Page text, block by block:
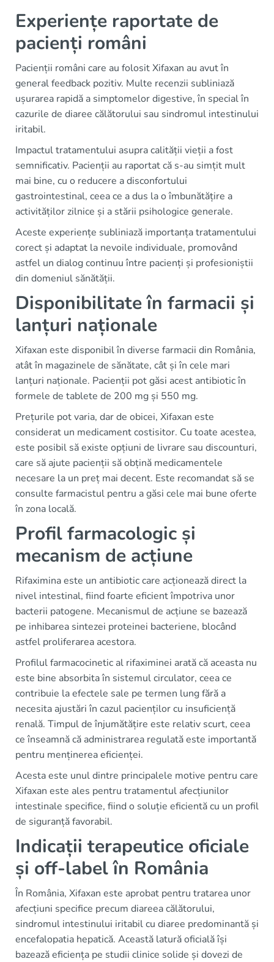
Experiențe raportate de
pacienți români
Pacienții români care au folosit Xifaxan au avut în
general feedback pozitiv. Multe recenzii subliniază
ușurarea rapidă a simptomelor digestive, în special în
cazurile de diaree călătorului sau sindromul intestinului
iritabil.
Impactul tratamentului asupra calității vieții a fost
semnificativ. Pacienții au raportat că s-au simțit mult
mai bine, cu o reducere a disconfortului
gastrointestinal, ceea ce a dus la o îmbunătățire a
activităților zilnice și a stării psihologice generale.
Aceste experiențe subliniază importanța tratamentului
corect și adaptat la nevoile individuale, promovând
astfel un dialog continuu între pacienți și profesioniștii
din domeniul sănătății.
Disponibilitate în farmacii și
lanțuri naționale
Xifaxan este disponibil în diverse farmacii din România,
atât în magazinele de sănătate, cât și în cele mari
lanțuri naționale. Pacienții pot găsi acest antibiotic în
formele de tablete de 200 mg și 550 mg.
Prețurile pot varia, dar de obicei, Xifaxan este
considerat un medicament costisitor. Cu toate acestea,
este posibil să existe opțiuni de livrare sau discounturi,
care să ajute pacienții să obțină medicamentele
necesare la un preț mai decent. Este recomandat să se
consulte farmacistul pentru a găsi cele mai bune oferte
în zona locală.
Profil farmacologic și
mecanism de acțiune
Rifaximina este un antibiotic care acționează direct la
nivel intestinal, fiind foarte eficient împotriva unor
bacterii patogene. Mecanismul de acțiune se bazează
pe inhibarea sintezei proteinei bacteriene, blocând
astfel proliferarea acestora.
Profilul farmacocinetic al rifaximinei arată că aceasta nu
este bine absorbita în sistemul circulator, ceea ce
contribuie la efectele sale pe termen lung fără a
necesita ajustări în cazul pacienților cu insuficiență
renală. Timpul de înjumătățire este relativ scurt, ceea
ce înseamnă că administrarea regulată este importantă
pentru menținerea eficienței.
Acesta este unul dintre principalele motive pentru care
Xifaxan este ales pentru tratamentul afecțiunilor
intestinale specifice, fiind o soluție eficientă cu un profil
de siguranță favorabil.
Indicații terapeutice oficiale
și off-label în România
În România, Xifaxan este aprobat pentru tratarea unor
afecțiuni specifice precum diareea călătorului,
sindromul intestinului iritabil cu diaree predominantă și
encefalopatia hepatică. Această latură oficială își
bazează eficiența pe studii clinice solide și dovezi de